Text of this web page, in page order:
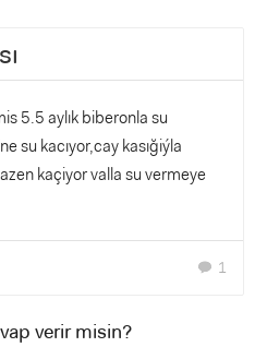
5.5 aylık biberonla su
su kacıyor,cay kasığiýla
kaçiyor valla su vermeye
chat 1
verir misin?